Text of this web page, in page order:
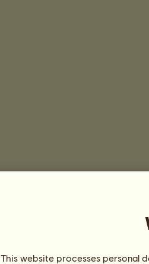
This website processes personal